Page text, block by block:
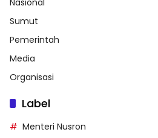
Sumut
Pemerintah
Media
Organisasi
Label
Menteri Nusron